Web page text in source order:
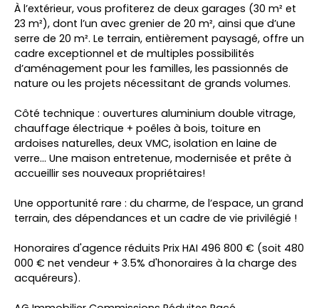
À l’extérieur, vous profiterez de deux garages (30 m² et
23 m²), dont l’un avec grenier de 20 m², ainsi que d’une
serre de 20 m². Le terrain, entièrement paysagé, offre un
cadre exceptionnel et de multiples possibilités
d’aménagement pour les familles, les passionnés de
nature ou les projets nécessitant de grands volumes.
Côté technique : ouvertures aluminium double vitrage,
chauffage électrique + poêles à bois, toiture en
ardoises naturelles, deux VMC, isolation en laine de
verre… Une maison entretenue, modernisée et prête à
accueillir ses nouveaux propriétaires!
Une opportunité rare : du charme, de l’espace, un grand
terrain, des dépendances et un cadre de vie privilégié !
Honoraires d'agence réduits Prix HAI 496 800 € (soit 480
000 € net vendeur + 3.5% d'honoraires à la charge des
acquéreurs).